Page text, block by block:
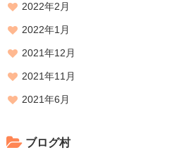
2022年2月
2022年1月
2021年12月
2021年11月
2021年6月
ブログ村